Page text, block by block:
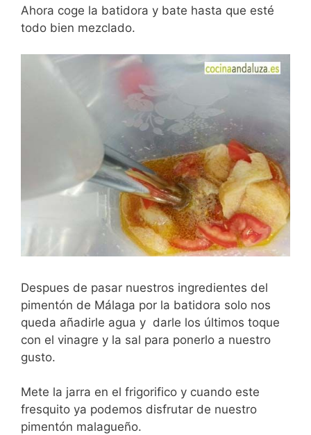
Ahora coge la batidora y bate hasta que esté
todo bien mezclado.
Despues de pasar nuestros ingredientes del
pimentón de Málaga por la batidora solo nos
queda añadirle agua y darle los últimos toque
con el vinagre y la sal para ponerlo a nuestro
gusto.
Mete la jarra en el frigorifico y cuando este
fresquito ya podemos disfrutar de nuestro
pimentón malagueño.